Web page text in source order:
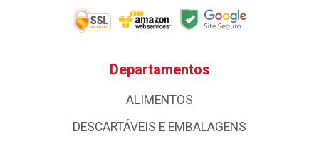
Departamentos
ALIMENTOS
DESCARTÁVEIS E EMBALAGENS